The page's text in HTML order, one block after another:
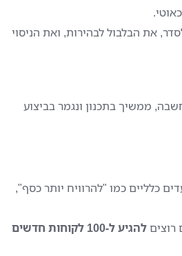
את הבלבול לבהירות, ואת הניסוי
ממשיך בתכנון ונגמר בביצוע
כלליים כמו "להרוויח יותר כסף",
להגיע ל-100 לקוחות חדשים